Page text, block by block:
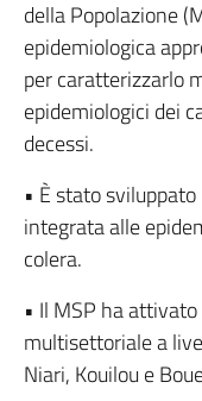
della Popolazione
epidemiologica
per caratterizzarlo
epidemiologici dei
decessi.
• È stato
integrata alle
colera.
• Il MSP ha
multisettoriale a
Niari, Kouilou e